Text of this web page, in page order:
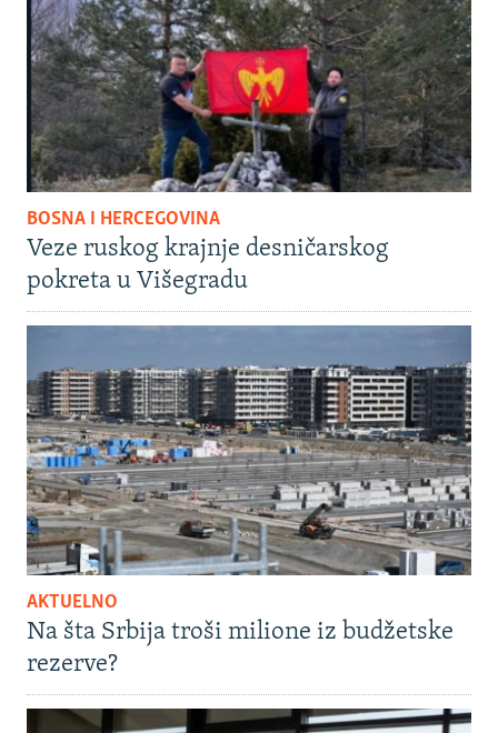
BOSNA I HERCEGOVINA
Veze ruskog krajnje desničarskog
pokreta u Višegradu
AKTUELNO
Na šta Srbija troši milione iz budžetske
rezerve?